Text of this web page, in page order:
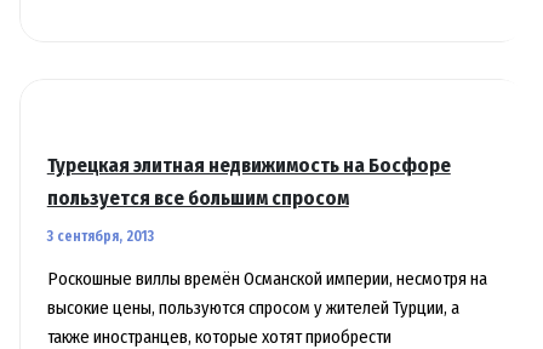
Турецкая элитная недвижимость на Босфоре
пользуется все большим спросом
3 сентября, 2013
Роскошные виллы времён Османской империи, несмотря на
высокие цены, пользуются спросом у жителей Турции, а
также иностранцев, которые хотят приобрести